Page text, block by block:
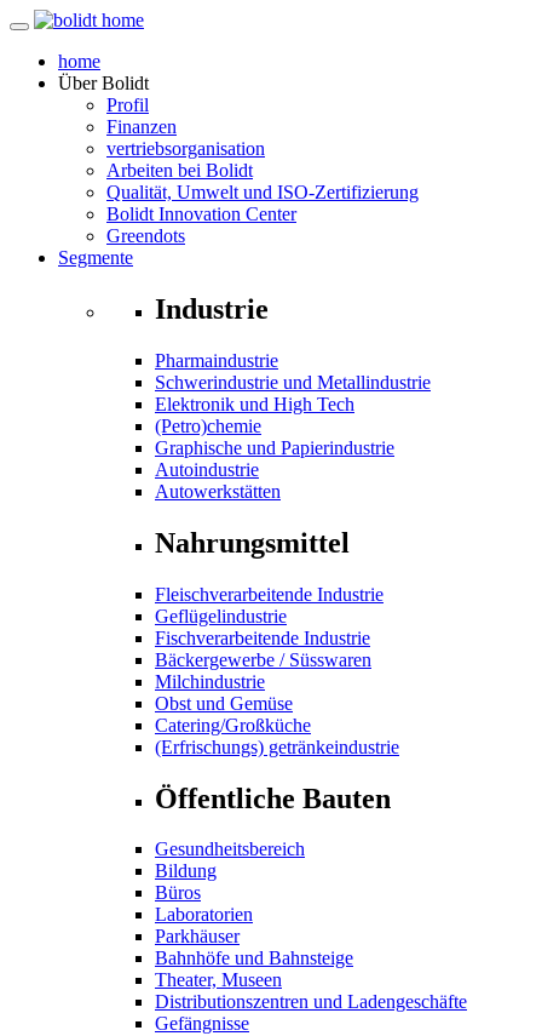
home
ÜberBolidt
Profil
Finanzen
vertriebsorganisation
Arbeiten bei Bolidt
Qualität, Umwelt und ISO-Zertifizierung
Bolidt Innovation Center
Greendots
Segmente
Industrie
Pharmaindustrie
Schwerindustrie und Metallindustrie
Elektronik und High Tech
(Petro)chemie
Graphische und Papierindustrie
Autoindustrie
Autowerkstätten
Nahrungsmittel
Fleischverarbeitende Industrie
Geflügelindustrie
Fischverarbeitende Industrie
Bäckergewerbe / Süsswaren
Milchindustrie
Obst und Gemüse
Catering/Großküche
(Erfrischungs) getränkeindustrie
Öffentliche Bauten
Gesundheitsbereich
Bildung
Büros
Laboratorien
Parkhäuser
Bahnhöfe und Bahnsteige
Theater, Museen
Distributionszentren und Ladengeschäfte
Gefängnisse